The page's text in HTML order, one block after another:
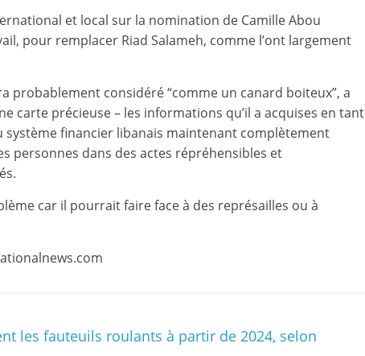
et local sur la nomination de Camille Abou
pour remplacer Riad Salameh, comme l’ont largement
probablement considéré “comme un canard boiteux”, a
carte précieuse – les informations qu’il a acquises en tant
système financier libanais maintenant complètement
personnes dans des actes répréhensibles et
car il pourrait faire face à des représailles ou à
les fauteuils roulants à partir de 2024, selon